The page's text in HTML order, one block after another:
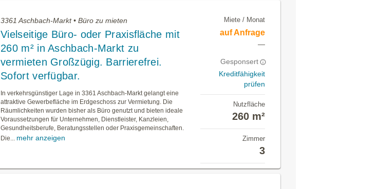
3361 Aschbach-Markt • Büro zu mieten
Vielseitige Büro- oder Praxisfläche mit
260 m² in Aschbach-Markt zu
vermieten Großzügig. Barrierefrei.
Sofort verfügbar.
In verkehrsgünstiger Lage in 3361 Aschbach-Markt gelangt eine
attraktive Gewerbefläche im Erdgeschoss zur Vermietung. Die
Räumlichkeiten wurden bisher als Büro genutzt und bieten ideale
Voraussetzungen für Unternehmen, Dienstleister, Kanzleien,
Gesundheitsberufe, Beratungsstellen oder Praxisgemeinschaften.
Die... mehr anzeigen
Miete / Monat
auf Anfrage
—
Gesponsert
Kreditfähigkeit
prüfen
Nutzfläche
260 m²
Zimmer
3